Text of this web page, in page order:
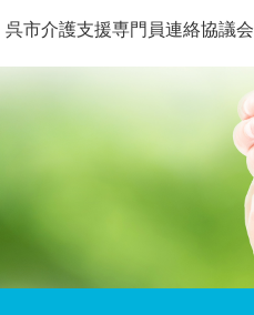
呉市介護支援専門員連絡協議会